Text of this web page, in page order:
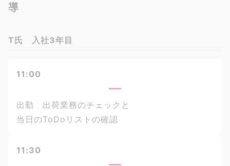
導
T氏 入社3年目
11:00
出勤 出荷業務のチェックと
当日のToDoリストの確認
11:30